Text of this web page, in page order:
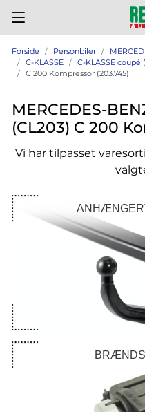
Forside Personbiler
C-KLASSE
C-KLASSE coupé
C 200 Kompressor (203.745)
MERCEDES-
(CL203) C 200
Vi har tilpasset